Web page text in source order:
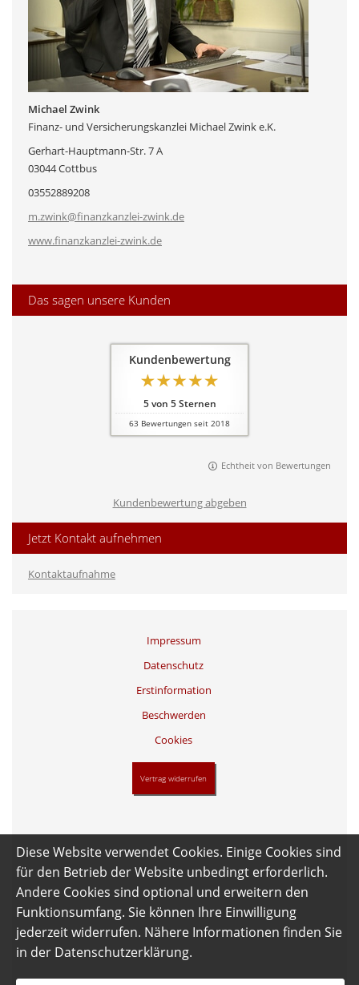
Michael Zwink
Finanz- und Versicherungskanzlei Michael Zwink e.K.
Gerhart-Hauptmann-Str. 7 A
03044 Cottbus
03552889208
m.zwink@finanzkanzlei-zwink.de
www.finanzkanzlei-zwink.de
Das sagen unsere Kunden
Kundenbewertung
5von 5Sternen
63 Bewertungen seit 2018
Echtheit von Bewertungen
Kundenbewertung abgeben
Jetzt Kontakt aufnehmen
Kontaktaufnahme
Impressum
Datenschutz
Erstinformation
Beschwerden
Cookies
Vertrag widerrufen
Diese Website verwendet Cookies. Einige Cookies sind
für den Betrieb der Website unbedingt erforderlich.
Andere Cookies sind optional und erweitern den
Funktionsumfang. Sie können Ihre Einwilligung
jederzeit widerrufen. Nähere Informationen finden Sie
in der Datenschutzerklärung.